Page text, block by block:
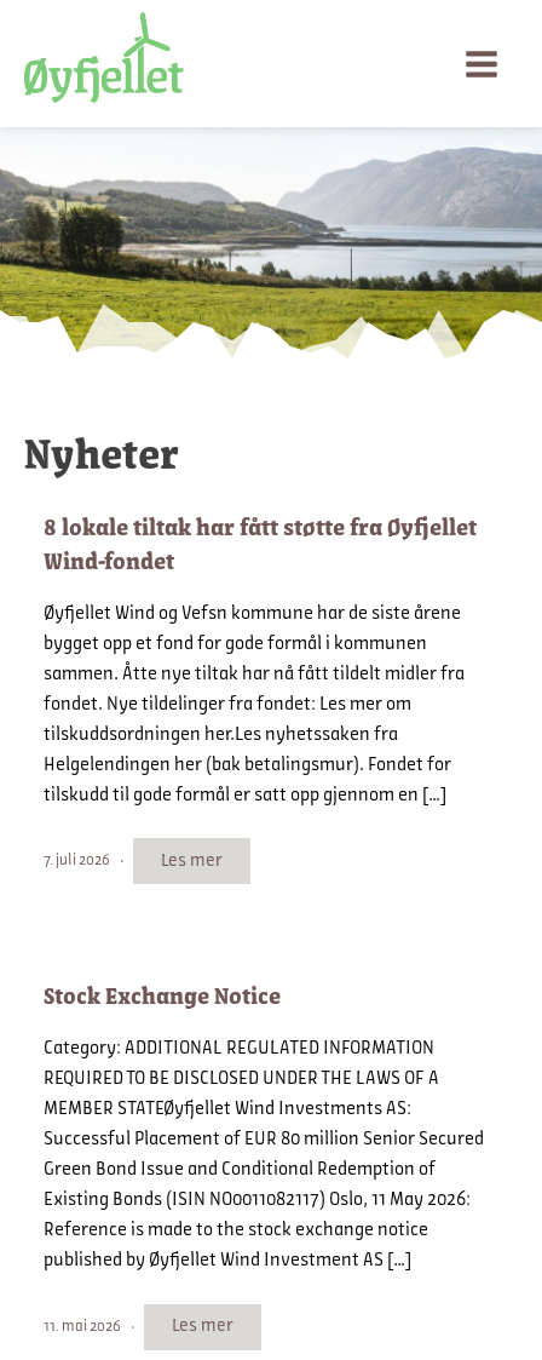
Nyheter
8 lokale tiltak har fått støtte fra Øyfjellet
Wind-fondet
Øyfjellet Wind og Vefsn kommune har de siste årene
bygget opp et fond for gode formål i kommunen
sammen. Åtte nye tiltak har nå fått tildelt midler fra
fondet. Nye tildelinger fra fondet: Les mer om
tilskuddsordningen her.Les nyhetssaken fra
Helgelendingen her (bak betalingsmur). Fondet for
tilskudd til gode formål er satt opp gjennom en […]
7. juli 2026 Les mer
Stock Exchange Notice
Category: ADDITIONAL REGULATED INFORMATION
REQUIRED TO BE DISCLOSED UNDER THE LAWS OF A
MEMBER STATEØyfjellet Wind Investments AS:
Successful Placement of EUR 80 million Senior Secured
Green Bond Issue and Conditional Redemption of
Existing Bonds (ISIN NO0011082117) Oslo, 11 May 2026:
Reference is made to the stock exchange notice
published by Øyfjellet Wind Investment AS […]
11. mai 2026 Les mer